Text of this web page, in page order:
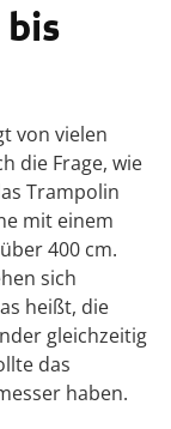
bis
von vielen
die Frage, wie
Trampolin
mit einem
400 cm.
sich
heißt, die
gleichzeitig
das
haben.